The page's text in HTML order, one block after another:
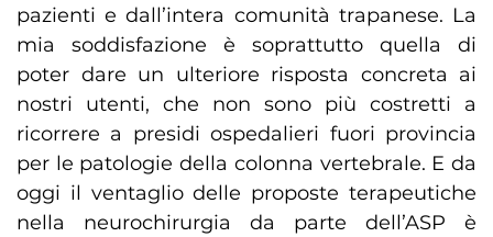
pazienti e dall’intera comunità trapanese. La
mia soddisfazione è soprattutto quella di
poter dare un ulteriore risposta concreta ai
nostri utenti, che non sono più costretti a
ricorrere a presidi ospedalieri fuori provincia
per le patologie della colonna vertebrale. E da
oggi il ventaglio delle proposte terapeutiche
nella neurochirurgia da parte dell’ASP è